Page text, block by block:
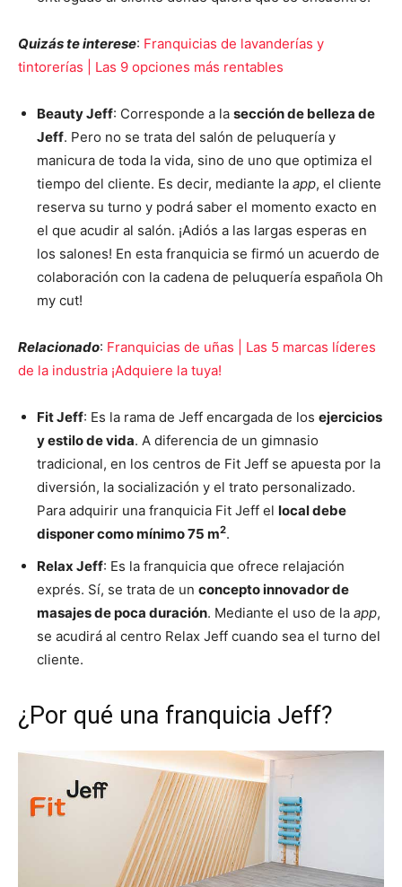
Quizás te interese: Franquicias de lavanderías y
tintorerías | Las 9 opciones más rentables
Beauty Jeff: Corresponde a la sección de belleza de
Jeff. Pero no se trata del salón de peluquería y
manicura de toda la vida, sino de uno que optimiza el
tiempo del cliente. Es decir, mediante la app, el cliente
reserva su turno y podrá saber el momento exacto en
el que acudir al salón. ¡Adiós a las largas esperas en
los salones! En esta franquicia se firmó un acuerdo de
colaboración con la cadena de peluquería española Oh
my cut!
Relacionado: Franquicias de uñas | Las 5 marcas líderes
de la industria ¡Adquiere la tuya!
Fit Jeff: Es la rama de Jeff encargada de los ejercicios
y estilo de vida. A diferencia de un gimnasio
tradicional, en los centros de Fit Jeff se apuesta por la
diversión, la socialización y el trato personalizado.
Para adquirir una franquicia Fit Jeff el local debe
disponer como mínimo 75 m2.
Relax Jeff: Es la franquicia que ofrece relajación
exprés. Sí, se trata de un concepto innovador de
masajes de poca duración. Mediante el uso de la app,
se acudirá al centro Relax Jeff cuando sea el turno del
cliente.
¿Por qué una franquicia Jeff?